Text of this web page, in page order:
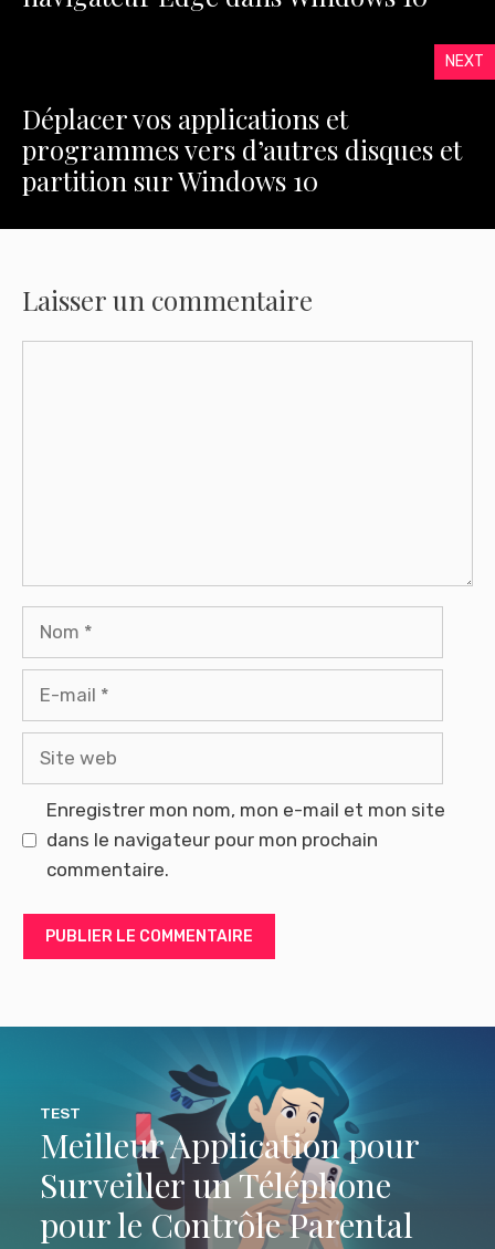
NEXT
Déplacer vos applications et
programmes vers d’autres disques et
partition sur Windows 10
Laisser un commentaire
Enregistrer mon nom, mon e-mail et mon site
dans le navigateur pour mon prochain
commentaire.
Meilleur Application pour
Surveiller un Téléphone
pour le Contrôle Parental
TEST